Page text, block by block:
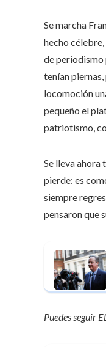
Se marcha
hecho
de periodismo
tenían
locomoción
pequeño el
patriotismo,
Se lleva ahora
pierde: es
siempre
pensaron que
Puedes seguir